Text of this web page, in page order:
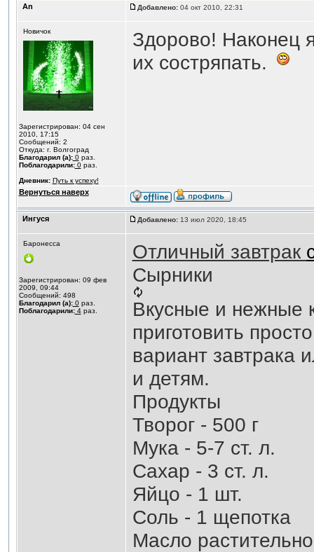
An Добавлено:04 окт 2010, 22:31
Новичок
Зарегистрирован: 04 сен
2010, 17:15
Сообщений: 2
Откуда: г. Волгоград
Благодарил (а):0раз.
Поблагодарили:0раз.
Дневник: Путь к успеху!
Здорово! Наконец
их состряпать.
Вернуться наверх
Ингуся Добавлено:13 июл 2020, 18:45
Баронесса
Зарегистрирован: 09 фев
2009, 09:44
Сообщений: 498
Благодарил (а):0раз.
Поблагодарили:4раз.
Отличный завтрак
Сырники
Вкусные и нежные
приготовить
вариант завтрака
и детям.
Продукты
Творог - 500 г
Мука - 5-7 ст. л.
Сахар - 3 ст. л.
Яйцо - 1 шт.
Соль - 1 щепотка
Масло